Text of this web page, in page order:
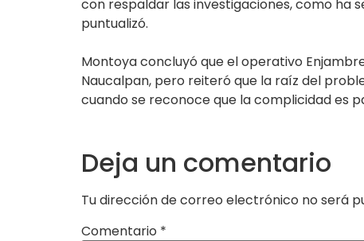
con respaldar las investigaciones, como ha
puntualizó.
Montoya concluyó que el operativo
Naucalpan, pero reiteró que la raíz del
cuando se reconoce que la complicidad es
Deja un comentario
Tu dirección de correo electrónico no será
Comentario *